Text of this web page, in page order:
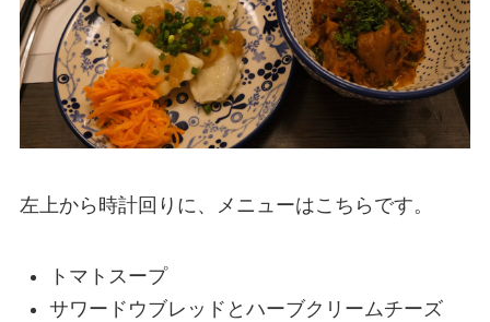
左上から時計回りに、メニューはこちらです。
トマトスープ
サワードウブレッドとハーブクリームチーズ